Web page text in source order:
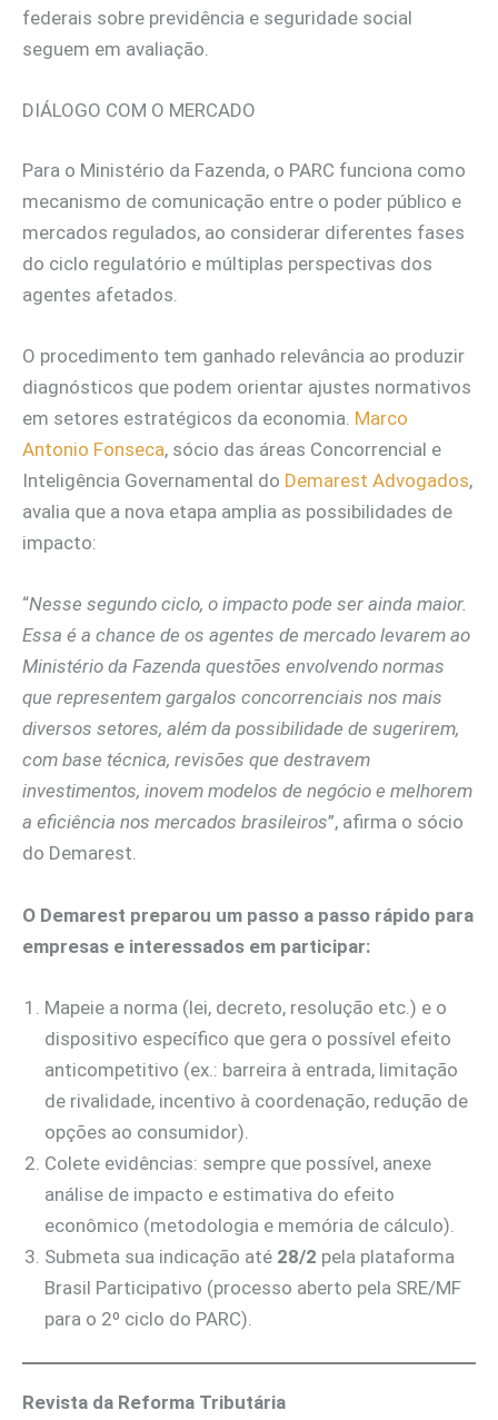
federais sobre previdência e seguridade social
seguem em avaliação.
DIÁLOGO COM O MERCADO
Para o Ministério da Fazenda, o PARC funciona como
mecanismo de comunicação entre o poder público e
mercados regulados, ao considerar diferentes fases
do ciclo regulatório e múltiplas perspectivas dos
agentes afetados.
O procedimento tem ganhado relevância ao produzir
diagnósticos que podem orientar ajustes normativos
em setores estratégicos da economia. Marco
Antonio Fonseca, sócio das áreas Concorrencial e
Inteligência Governamental do Demarest Advogados,
avalia que a nova etapa amplia as possibilidades de
impacto:
“Nesse segundo ciclo, o impacto pode ser ainda maior.
Essa é a chance de os agentes de mercado levarem ao
Ministério da Fazenda questões envolvendo normas
que representem gargalos concorrenciais nos mais
diversos setores, além da possibilidade de sugerirem,
com base técnica, revisões que destravem
investimentos, inovem modelos de negócio e melhorem
a eficiência nos mercados brasileiros”, afirma o sócio
do Demarest.
O Demarest preparou um passo a passo rápido para
empresas e interessados em participar:
Mapeie a norma (lei, decreto, resolução etc.) e o
dispositivo específico que gera o possível efeito
anticompetitivo (ex.: barreira à entrada, limitação
de rivalidade, incentivo à coordenação, redução de
opções ao consumidor).
Colete evidências: sempre que possível, anexe
análise de impacto e estimativa do efeito
econômico (metodologia e memória de cálculo).
Submeta sua indicação até 28/2 pela plataforma
Brasil Participativo (processo aberto pela SRE/MF
para o 2º ciclo do PARC).
Revista da Reforma Tributária